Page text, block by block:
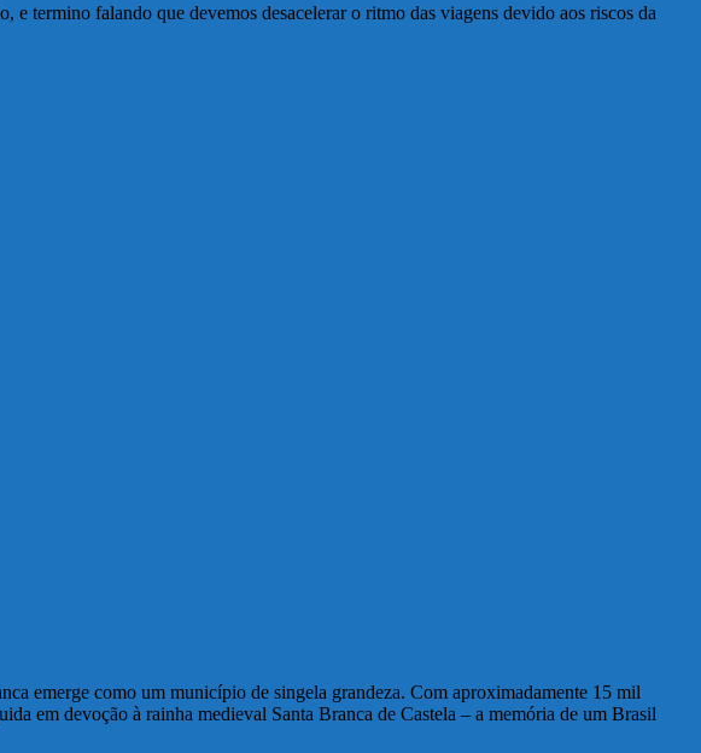
termino falando que devemos desacelerar o ritmo das viagens devido aos riscos da
emerge como um município de singela grandeza. Com aproximadamente 15 mil
em devoção à rainha medieval Santa Branca de Castela – a memória de um Brasil